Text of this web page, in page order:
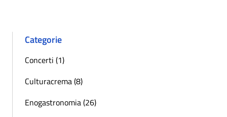
Categorie
Concerti (1)
Culturacrema (8)
Enogastronomia (26)